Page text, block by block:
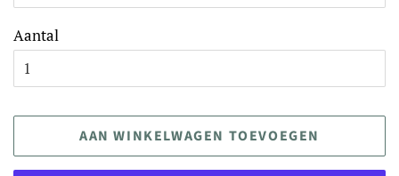
Aantal
AAN WINKELWAGEN TOEVOEGEN